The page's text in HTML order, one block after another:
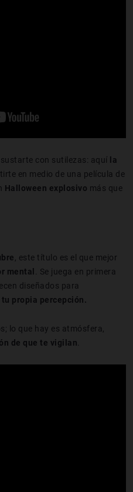
con sutilezas: aquí
la
en medio de una película de
Halloween explosivo más que
, este título es el que mejor
mental . Se juega en primera
diseñados para
tu propia percepción.
lo que hay es atmósfera,
de que te vigilan.